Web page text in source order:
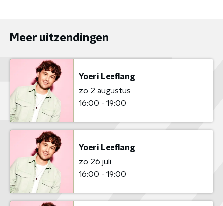
Meer uitzendingen
Yoeri Leeflang
zo 2 augustus
16:00 - 19:00
Yoeri Leeflang
zo 26 juli
16:00 - 19:00